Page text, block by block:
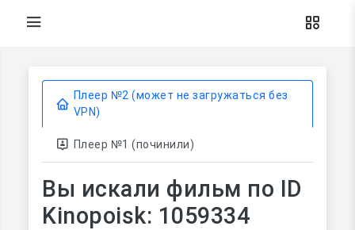
Плеер №2 (может не загружаться без
VPN)
Плеер №1 (починили)
Вы искали фильм по ID
Kinopoisk: 1059334